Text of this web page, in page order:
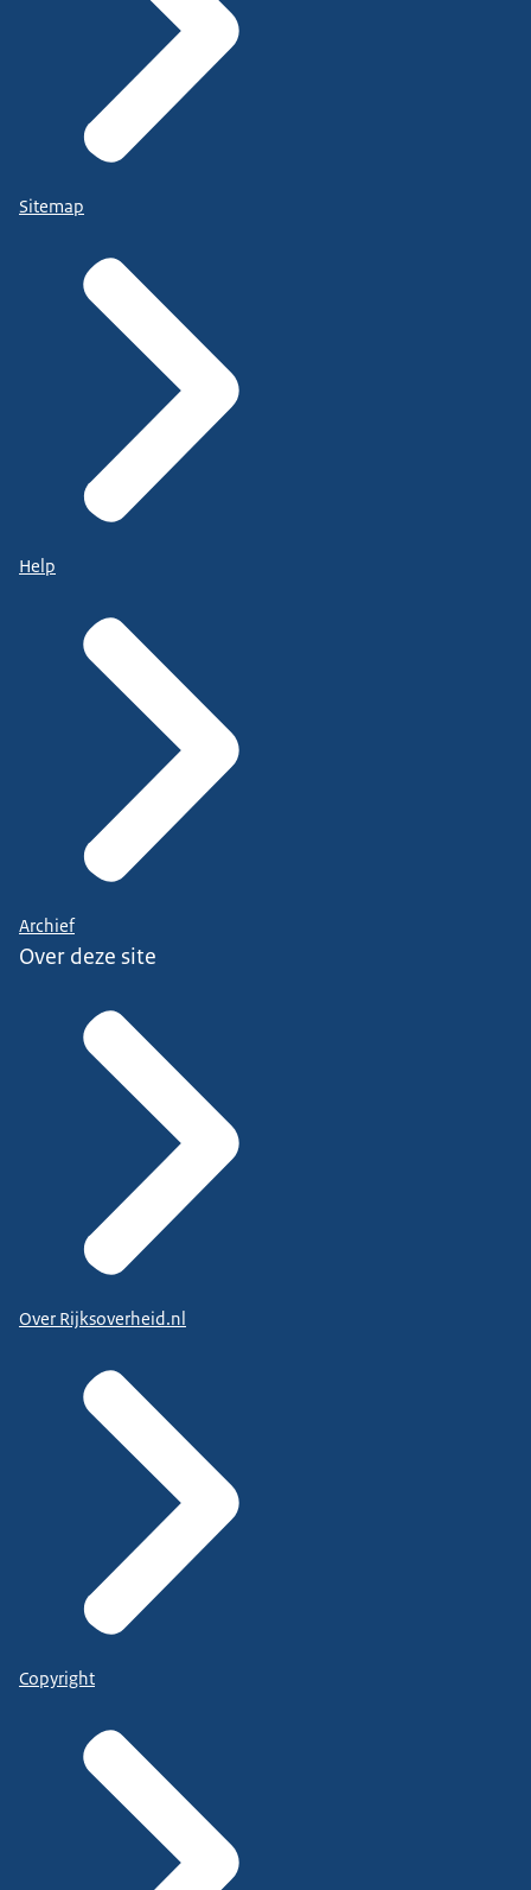
Sitemap
Help
Archief
Over deze site
Over Rijksoverheid.nl
Copyright